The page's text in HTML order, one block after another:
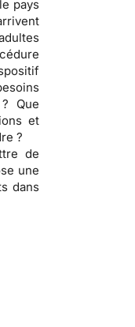
pays
Que
et
?
de
une
dans